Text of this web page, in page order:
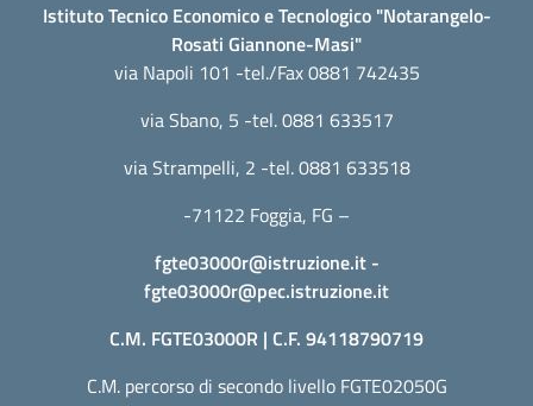
Istituto Tecnico Economico e Tecnologico "Notarangelo-
Rosati Giannone-Masi"
via Napoli 101 -tel./Fax 0881 742435
via Sbano, 5 -tel. 0881 633517
via Strampelli, 2 -tel. 0881 633518
-71122 Foggia, FG –
fgte03000r@istruzione.it-
fgte03000r@pec.istruzione.it
C.M. FGTE03000R | C.F. 94118790719
C.M. percorso di secondo livello FGTE02050G